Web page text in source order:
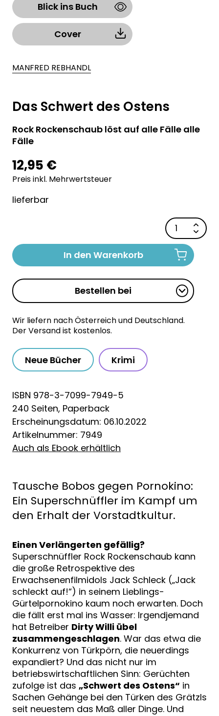
Blick ins Buch
Cover
MANFRED REBHANDL
Das Schwert des Ostens
Rock Rockenschaub löst auf alle Fälle alle
Fälle
12,95 €
Preis inkl. Mehrwertsteuer
lieferbar
In den Warenkorb
Bestellen bei
Wir liefern nach Österreich und Deutschland.
Der Versand ist kostenlos.
Neue Bücher Krimi
ISBN 978-3-7099-7949-5
240 Seiten, Paperback
Erscheinungsdatum: 06.10.2022
Artikelnummer: 7949
Auch als Ebook erhältlich
Tausche Bobos gegen Pornokino:
Ein Superschnüffler im Kampf um
den Erhalt der Vorstadtkultur.
Einen Verlängerten gefällig?
Superschnüffler Rock Rockenschaub kann
die große Retrospektive des
Erwachsenenfilmidols Jack Schleck („Jack
schleckt auf!“) in seinem Lieblings-
Gürtelpornokino kaum noch erwarten. Doch
die fällt erst mal ins Wasser: Irgendjemand
hat Betreiber Dirty Willi übel
zusammengeschlagen. War das etwa die
Konkurrenz von Türkpörn, die neuerdings
expandiert? Und das nicht nur im
betriebswirtschaftlichen Sinn: Gerüchten
zufolge ist das „Schwert des Ostens“ in
Sachen Gehänge bei den Türken des Grätzls
seit neuestem das Maß aller Dinge. Und